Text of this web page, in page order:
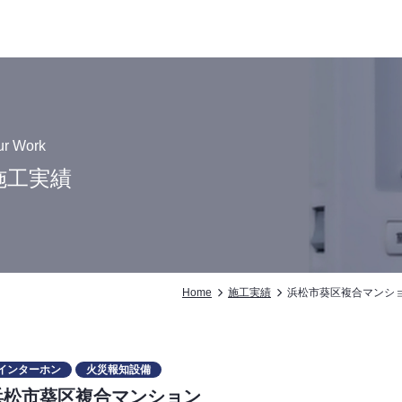
Work
工実績
Home 施工実績 浜松市葵区複合マンシ
ンターホン 火災報知設備
松市葵区複合マンション